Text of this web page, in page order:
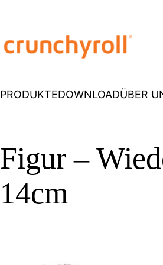
PRODUKTEDOWNLOADÜBER
Figur –
14cm